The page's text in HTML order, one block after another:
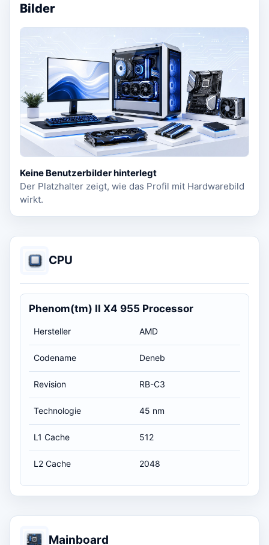
Bilder
Keine Benutzerbilder hinterlegt
Der Platzhalter zeigt, wie das Profil mit Hardwarebild
wirkt.
CPU
Phenom(tm) II X4 955 Processor
Hersteller AMD
Codename Deneb
Revision RB-C3
Technologie 45 nm
L1 Cache 512
L2 Cache 2048
Mainboard